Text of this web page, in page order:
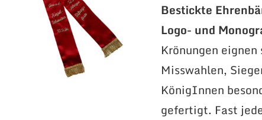
Bestickte
Logo- und
Krönungen
Misswahlen,
KönigInnen
gefertigt. Fast